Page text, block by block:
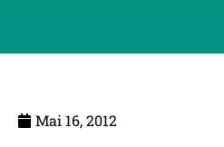
Mai 16, 2012